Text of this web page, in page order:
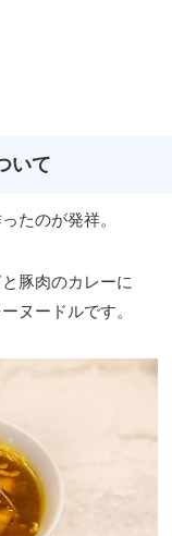
いて
たのが発祥。
豚肉のカレーに
ヌードルです。